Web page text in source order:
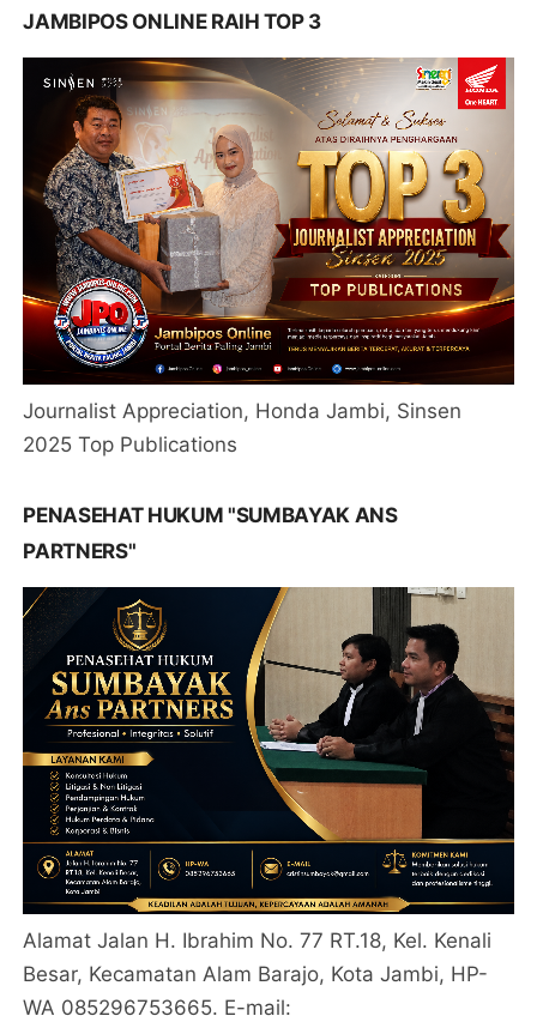
JAMBIPOS ONLINE RAIH TOP 3
Journalist Appreciation, Honda Jambi, Sinsen
2025 Top Publications
PENASEHAT HUKUM "SUMBAYAK ANS
PARTNERS"
Alamat Jalan H. Ibrahim No. 77 RT.18, Kel. Kenali
Besar, Kecamatan Alam Barajo, Kota Jambi, HP-
WA 085296753665. E-mail: